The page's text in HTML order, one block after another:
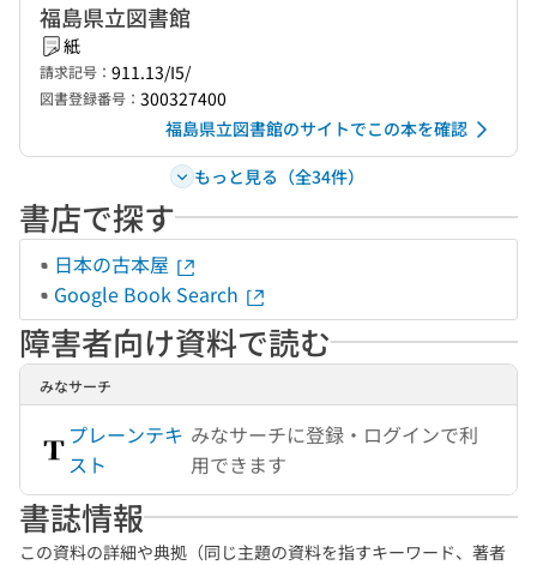
福島県立図書館
紙
請求記号： 911.13/I5/
図書登録番号： 300327400
福島県立図書館のサイトでこの本を確認
もっと見る（全34件）
書店で探す
日本の古本屋
Google Book Search
障害者向け資料で読む
みなサーチ
プレーンテキ
スト
みなサーチに登録・ログインで利
用できます
書誌情報
この資料の詳細や典拠（同じ主題の資料を指すキーワード、著者